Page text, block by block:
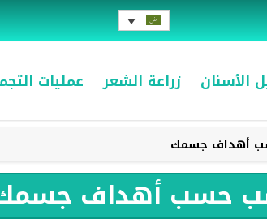
الأسنان زراعة الشعر عمليات
حسب أهداف جسمك
حسب أهداف